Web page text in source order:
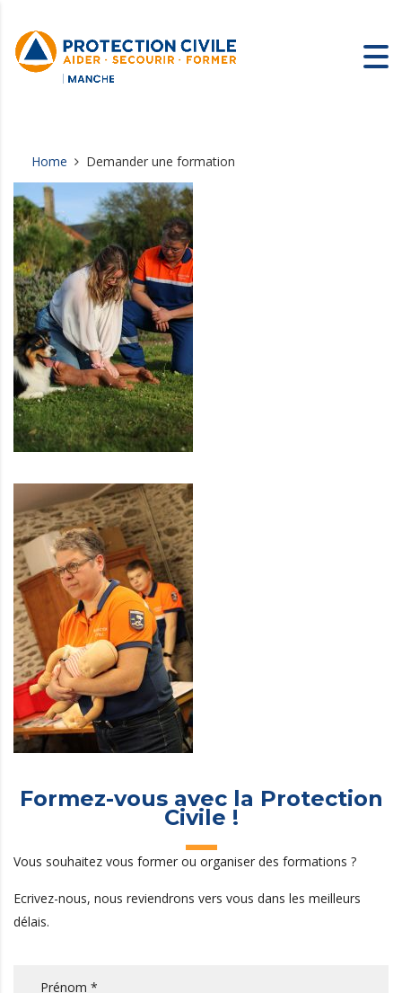
Home Demander une formation
Formez-vous avec la Protection
Civile !
Vous souhaitez vous former ou organiser des formations ?
Ecrivez-nous, nous reviendrons vers vous dans les meilleurs
délais.